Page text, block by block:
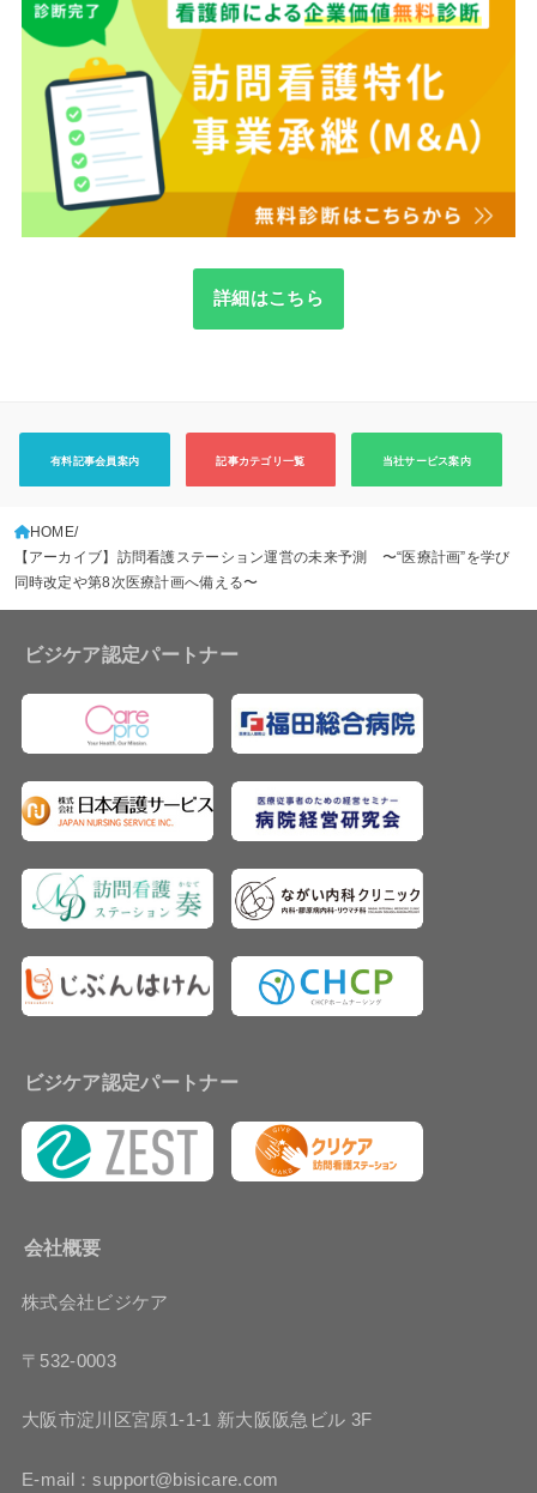
詳細はこちら
有料記事会員案内 記事カテゴリ一覧 当社サービス案内
HOME
【アーカイブ】訪問看護ステーション運営の未来予測 〜“医療計画”を学び
同時改定や第8次医療計画へ備える〜
ビジケア認定パートナー
ビジケア認定パートナー
会社概要
株式会社ビジケア
〒532-0003
大阪市淀川区宮原1-1-1 新大阪阪急ビル 3F
E-mail：support@bisicare.com